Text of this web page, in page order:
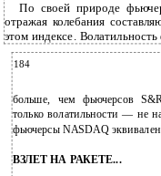
По своей природе
отражая колебания
этом индексе.
184
больше, чем фьючерсов
только волатильности — не
фьючерсы NASDAQ
ВЗЛЕТ НА РАКЕТЕ...